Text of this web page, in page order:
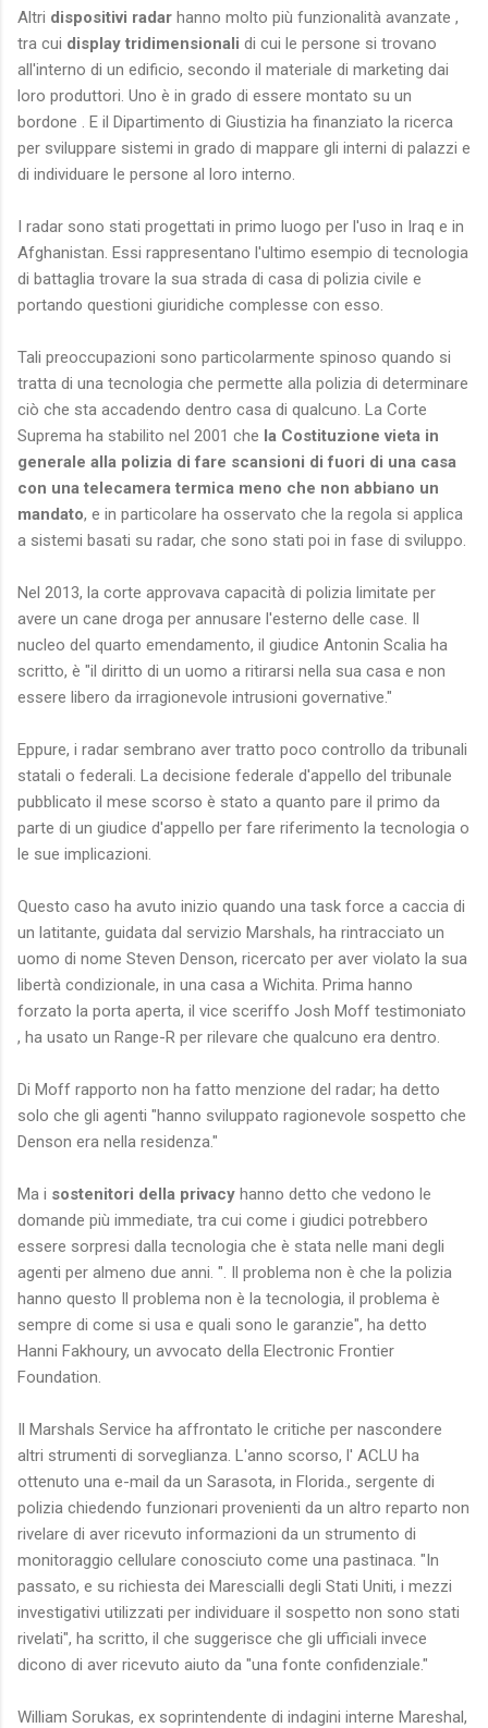
Altri dispositivi radar hanno molto più funzionalità avanzate ,
tra cui display tridimensionali di cui le persone si trovano
all'interno di un edificio, secondo il materiale di marketing dai
loro produttori. Uno è in grado di essere montato su un
bordone . E il Dipartimento di Giustizia ha finanziato la ricerca
per sviluppare sistemi in grado di mappare gli interni di palazzi e
di individuare le persone al loro interno.
I radar sono stati progettati in primo luogo per l'uso in Iraq e in
Afghanistan. Essi rappresentano l'ultimo esempio di tecnologia
di battaglia trovare la sua strada di casa di polizia civile e
portando questioni giuridiche complesse con esso.
Tali preoccupazioni sono particolarmente spinoso quando si
tratta di una tecnologia che permette alla polizia di determinare
ciò che sta accadendo dentro casa di qualcuno. La Corte
Suprema ha stabilito nel 2001 che la Costituzione vieta in
generale alla polizia di fare scansioni di fuori di una casa
con una telecamera termica meno che non abbiano un
mandato, e in particolare ha osservato che la regola si applica
a sistemi basati su radar, che sono stati poi in fase di sviluppo.
Nel 2013, la corte approvava capacità di polizia limitate per
avere un cane droga per annusare l'esterno delle case. Il
nucleo del quarto emendamento, il giudice Antonin Scalia ha
scritto, è "il diritto di un uomo a ritirarsi nella sua casa e non
essere libero da irragionevole intrusioni governative."
Eppure, i radar sembrano aver tratto poco controllo da tribunali
statali o federali. La decisione federale d'appello del tribunale
pubblicato il mese scorso è stato a quanto pare il primo da
parte di un giudice d'appello per fare riferimento la tecnologia o
le sue implicazioni.
Questo caso ha avuto inizio quando una task force a caccia di
un latitante, guidata dal servizio Marshals, ha rintracciato un
uomo di nome Steven Denson, ricercato per aver violato la sua
libertà condizionale, in una casa a Wichita. Prima hanno
forzato la porta aperta, il vice sceriffo Josh Moff testimoniato
, ha usato un Range-R per rilevare che qualcuno era dentro.
Di Moff rapporto non ha fatto menzione del radar; ha detto
solo che gli agenti "hanno sviluppato ragionevole sospetto che
Denson era nella residenza."
Ma i sostenitori della privacy hanno detto che vedono le
domande più immediate, tra cui come i giudici potrebbero
essere sorpresi dalla tecnologia che è stata nelle mani degli
agenti per almeno due anni. ". Il problema non è che la polizia
hanno questo Il problema non è la tecnologia, il problema è
sempre di come si usa e quali sono le garanzie", ha detto
Hanni Fakhoury, un avvocato della Electronic Frontier
Foundation.
Il Marshals Service ha affrontato le critiche per nascondere
altri strumenti di sorveglianza. L'anno scorso, l' ACLU ha
ottenuto una e-mail da un Sarasota, in Florida., sergente di
polizia chiedendo funzionari provenienti da un altro reparto non
rivelare di aver ricevuto informazioni da un strumento di
monitoraggio cellulare conosciuto come una pastinaca. "In
passato, e su richiesta dei Marescialli degli Stati Uniti, i mezzi
investigativi utilizzati per individuare il sospetto non sono stati
rivelati", ha scritto, il che suggerisce che gli ufficiali invece
dicono di aver ricevuto aiuto da "una fonte confidenziale."
William Sorukas, ex soprintendente di indagini interne Mareshal,